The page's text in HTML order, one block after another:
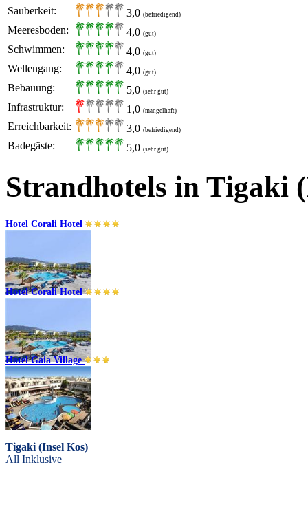
Sauberkeit: 3,0 (befriedigend)
Meeresboden: 4,0 (gut)
Schwimmen: 4,0 (gut)
Wellengang: 4,0 (gut)
Bebauung: 5,0 (sehr gut)
Infrastruktur: 1,0 (mangelhaft)
Erreichbarkeit: 3,0 (befriedigend)
Badegäste: 5,0 (sehr gut)
Strandhotels in Tigaki
Hotel Corali Hotel
Halbpension
Hotel Corali Hotel
Tigaki (Insel Kos)
Halbpension
Hotel Gaia Village
Tigaki (Insel Kos)
All Inklusive